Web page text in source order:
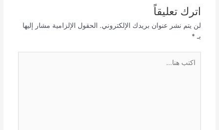
اترك تعليقاً
لن يتم نشر عنوان بريدك الإلكتروني. الحقول الإلزامية مشار إليها
بـ *
هنا...